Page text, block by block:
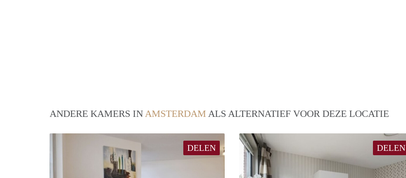
ANDERE KAMERS IN AMSTERDAM ALS ALTERNATIEF VOOR DEZE LOCATIE
DELEN DELEN